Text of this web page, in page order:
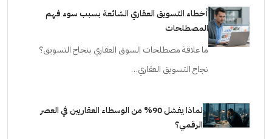
أخطاء التسويق العقاري الشائعة بسبب سوء فهم
المصطلحات
ما علاقة مصطلحات السوق العقاري بنجاح التسويق؟
نجاح التسويق العقاري…
لماذا يفشل 90% من الوسطاء العقاريين في العصر
الرقمي؟